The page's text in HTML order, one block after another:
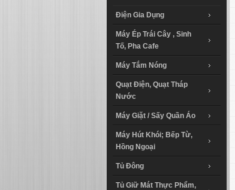
Điện Gia Dụng
Máy Ép Trái Cây , Sinh
Tố, Pha Cafe
Máy Tắm Nóng
Quạt Điện, Quạt Tháp
Nước
Máy Giặt / Sấy Quần Áo
Máy Hút Khói; Bếp Từ,
Hồng Ngoại
Tủ Đông
Tủ Giữ Mát Thực Phẩm,